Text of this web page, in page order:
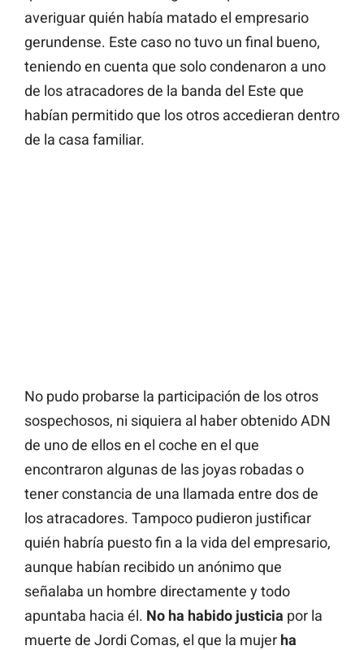
averiguar quién había matado el empresario
gerundense. Este caso no tuvo un final bueno,
teniendo en cuenta que solo condenaron a uno
de los atracadores de la banda del Este que
habían permitido que los otros accedieran dentro
de la casa familiar.
No pudo probarse la participación de los otros
sospechosos, ni siquiera al haber obtenido ADN
de uno de ellos en el coche en el que
encontraron algunas de las joyas robadas o
tener constancia de una llamada entre dos de
los atracadores. Tampoco pudieron justificar
quién habría puesto fin a la vida del empresario,
aunque habían recibido un anónimo que
señalaba un hombre directamente y todo
apuntaba hacia él. No ha habido justicia por la
muerte de Jordi Comas, el que la mujer ha